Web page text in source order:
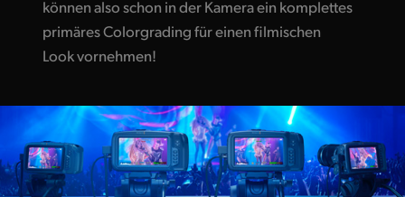
können also schon in der Kamera ein komplettes
primäres Colorgrading für einen filmischen
Look vornehmen!